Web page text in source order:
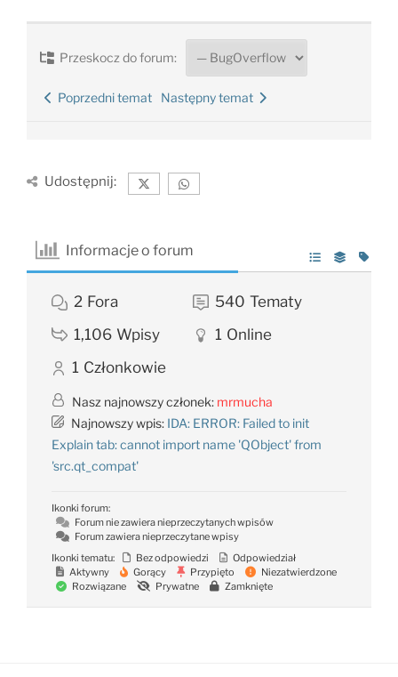
Przeskocz do forum:
Poprzedni temat Następny temat
Udostępnij:
Informacje o forum
2 Fora 540 Tematy
1,106 Wpisy 1 Online
1 Członkowie
Nasz najnowszy członek: mrmucha
Najnowszy wpis: IDA: ERROR: Failed to init
Explain tab: cannot import name 'QObject' from
'src.qt_compat'
Ikonki forum:
Forum nie zawiera nieprzeczytanych wpisów
Forum zawiera nieprzeczytane wpisy
Ikonki tematu:
Bez odpowiedzi
Odpowiedział
Aktywny
Gorący Przypięto
Niezatwierdzone
Rozwiązane
Prywatne Zamknięte